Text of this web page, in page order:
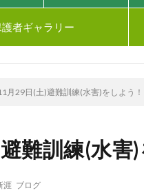
護者ギャラリー
月29日(土)避難訓練(水害)をしよう！
難訓練(水害)
涯 ブログ